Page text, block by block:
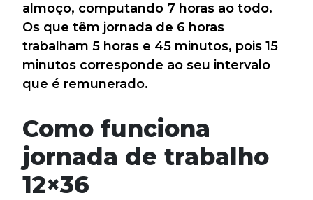
almoço, computando 7 horas ao todo.
Os que têm jornada de 6 horas
trabalham 5 horas e 45 minutos, pois 15
minutos corresponde ao seu intervalo
que é remunerado.
Como funciona
jornada de trabalho
12×36